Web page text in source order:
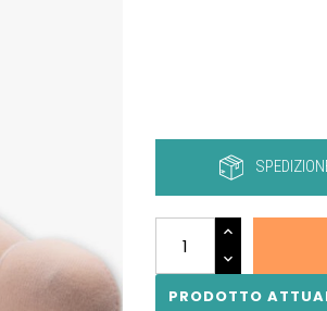
PRODOTTO